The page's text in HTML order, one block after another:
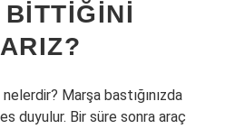
Marşa bastığınızda
duyulur. Bir süre sonra araç